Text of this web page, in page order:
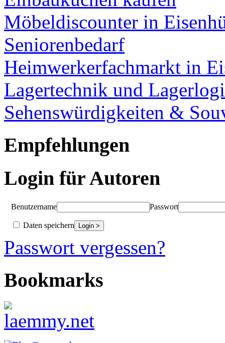
Möbeldiscounter in
Seniorenbedarf
Heimwerkerfachmarkt in
Lagertechnik und
Sehenswürdigkeiten &
Empfehlungen
Login für Autoren
Benutzername Passwort
Daten speichern
Passwort vergessen?
Bookmarks